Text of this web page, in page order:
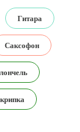
Гитара
Саксофон